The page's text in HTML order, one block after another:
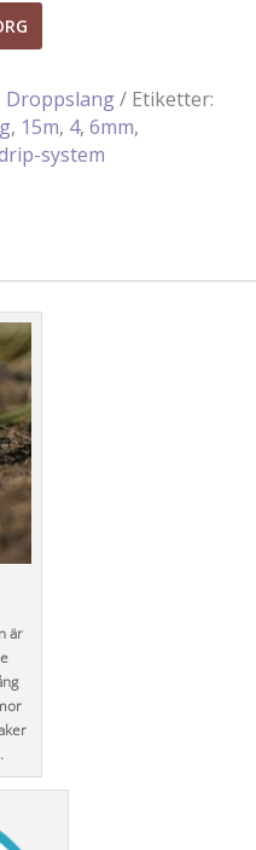
Droppslang
Etiketter:
, 15m, 4,6mm,
system
är